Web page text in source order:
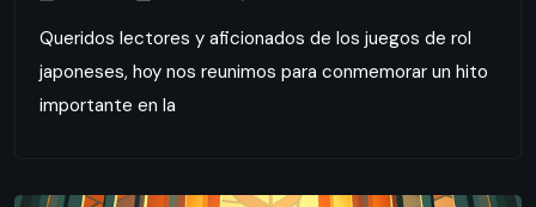
Queridos lectores y aficionados de los juegos de rol
japoneses, hoy nos reunimos para conmemorar un hito
importante en la